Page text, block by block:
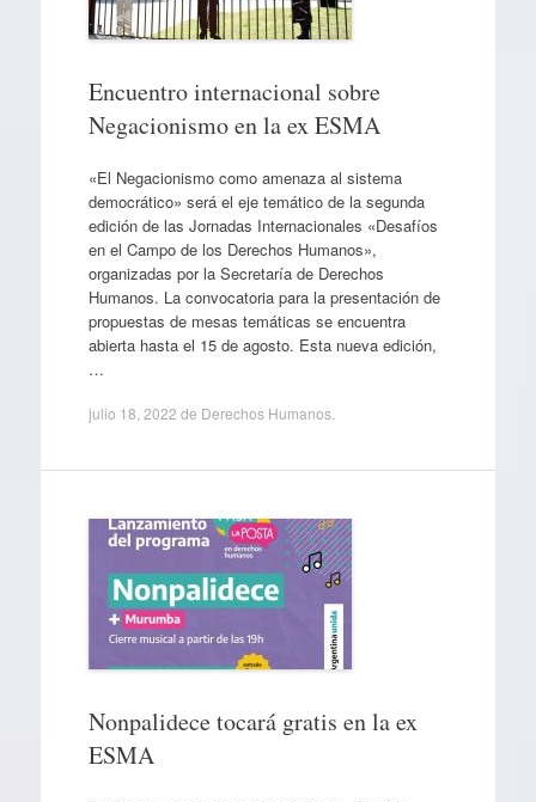
Encuentro internacional sobre
Negacionismo en la ex ESMA
«El Negacionismo como amenaza al sistema
democrático» será el eje temático de la segunda
edición de las Jornadas Internacionales «Desafíos
en el Campo de los Derechos Humanos»,
organizadas por la Secretaría de Derechos
Humanos. La convocatoria para la presentación de
propuestas de mesas temáticas se encuentra
abierta hasta el 15 de agosto. Esta nueva edición,
…
julio 18, 2022 de Derechos Humanos.
Nonpalidece tocará gratis en la ex
ESMA